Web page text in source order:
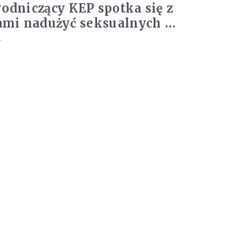
KEP spotka się z
nadużyć seksualnych ze
duchownych